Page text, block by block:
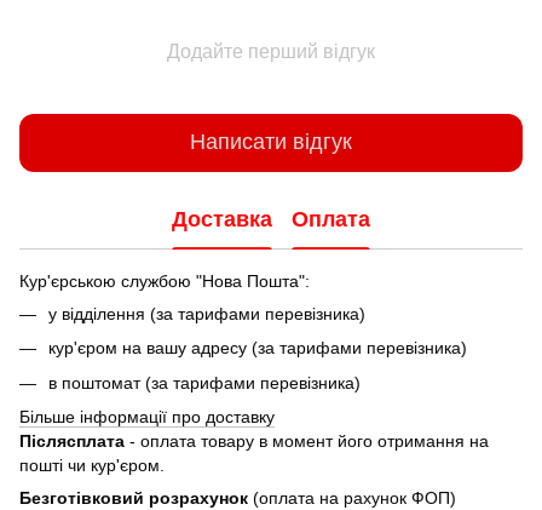
Додайте перший відгук
Написати відгук
Доставка Оплата
Кур'єрською службою "Нова Пошта":
у відділення (за тарифами перевізника)
кур'єром на вашу адресу (за тарифами перевізника)
в поштомат (за тарифами перевізника)
Більше інформації про доставку
Післясплата - оплата товару в момент його отримання на
пошті чи кур'єром.
Безготівковий розрахунок (оплата на рахунок ФОП)